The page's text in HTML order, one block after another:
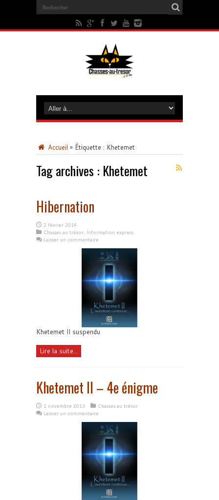
Accueil » Étiquette : Khetemet
Tag archives : Khetemet
Hibernation
2 février 2014
Chasses au trésor, Information express
Laisser un commentaire
Khetemet II suspendu
Lire la suite...
Khetemet II – 4e énigme
1 novembre 2013
Chasses au trésor
Laisser un commentaire